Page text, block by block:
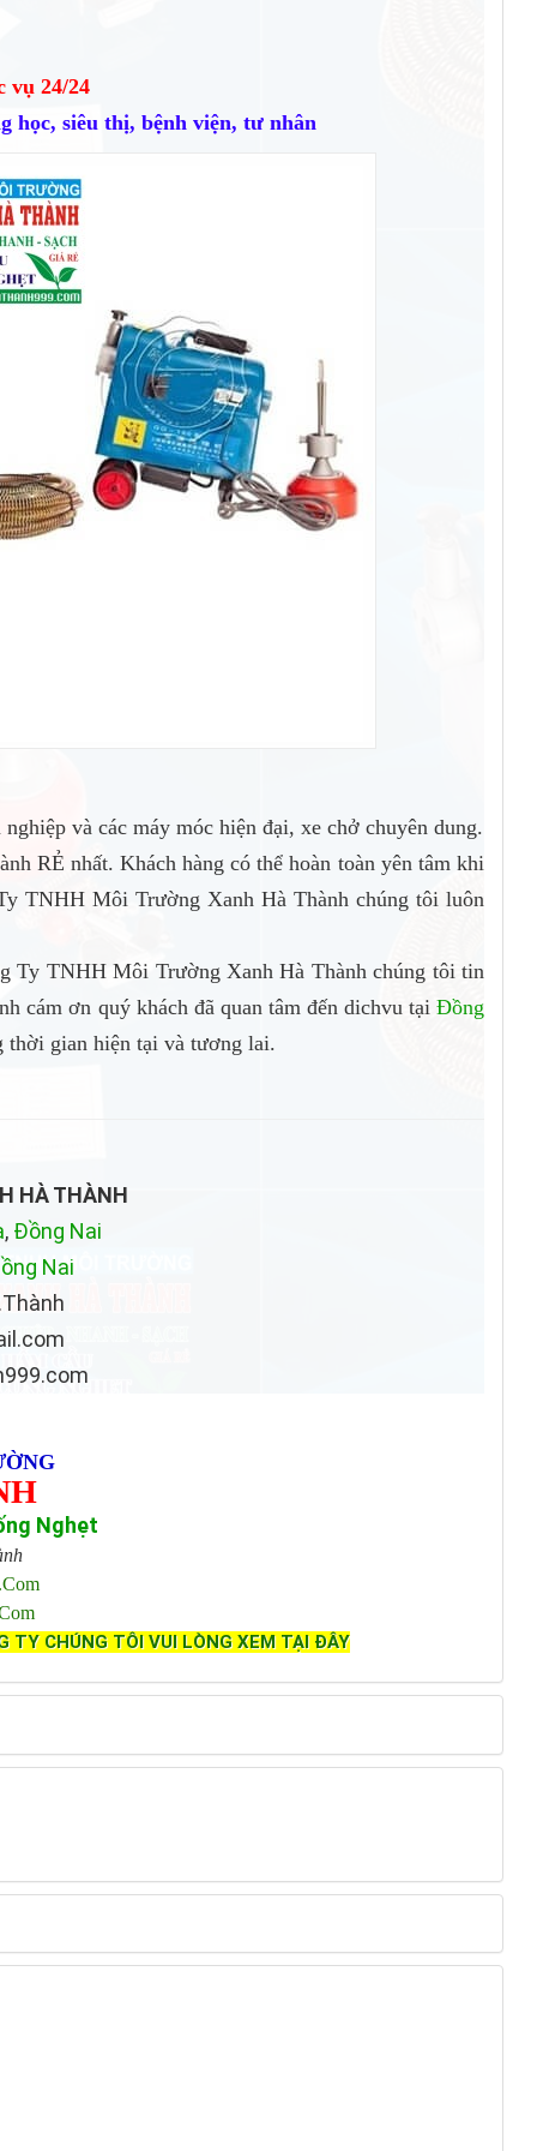
vụ 24/24
học, siêu thị, bệnh viện, tư nhân
và các máy móc hiện đại, xe chở chuyên dung.
RẺ nhất. Khách hàng có thể hoàn toàn yên tâm khi
TNHH Môi Trường Xanh Hà Thành chúng tôi luôn
Ty TNHH Môi Trường Xanh Hà Thành chúng tôi tin
cám ơn quý khách đã quan tâm đến dichvu tại Đồng
thời gian hiện tại và tương lai.
HÀ THÀNH
, Đồng Nai
Nai
Nghẹt
TY CHÚNG TÔI VUI LÒNG XEM TẠI ĐÂY